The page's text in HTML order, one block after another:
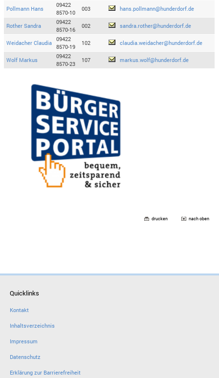
Pollmann Hans
09422
8570-10
003 hans.pollmann@hunderdorf.de
Rother Sandra
09422
8570-16
002 sandra.rother@hunderdorf.de
Weidacher Claudia
09422
8570-19
102 claudia.weidacher@hunderdorf.de
Wolf Markus
09422
8570-23
107 markus.wolf@hunderdorf.de
drucken nach oben
Quicklinks
Kontakt
Inhaltsverzeichnis
Impressum
Datenschutz
Erklärung zur Barrierefreiheit